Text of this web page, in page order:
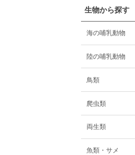
生物から探す
海の哺乳動物
陸の哺乳動物
鳥類
爬虫類
両生類
魚類・サメ